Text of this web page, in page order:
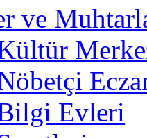
ve
Evleri